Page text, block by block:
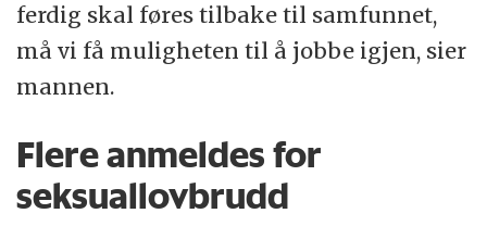
ferdig skal føres tilbake til samfunnet,
må vi få muligheten til å jobbe igjen, sier
mannen.
Flere anmeldes for
seksuallovbrudd